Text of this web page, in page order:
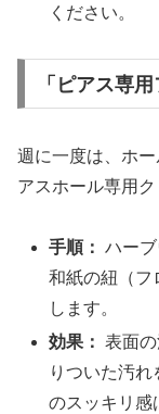
ください。
「ピアス専
週に一度は、ホ
アスホール専用
手順： ハー
和紙の紐（フ
します。
効果： 表面
りついた汚
のスッキリ感